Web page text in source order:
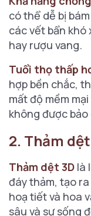
có thể dễ bị
các vết bẩn khó
hay rượu vang.
Tuổi thọ thấp
hợp bền chắc,
mất độ mềm
không được
2. Thảm
Thảm dệt 3D là
đáy thảm, tạo
hoạ tiết và hoa
sâu và sự sống